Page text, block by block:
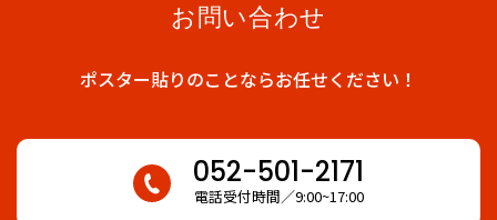
お問い合わせ
ポスター貼りのことならお任せください！
052-501-2171
電話受付時間 9:00~17:00